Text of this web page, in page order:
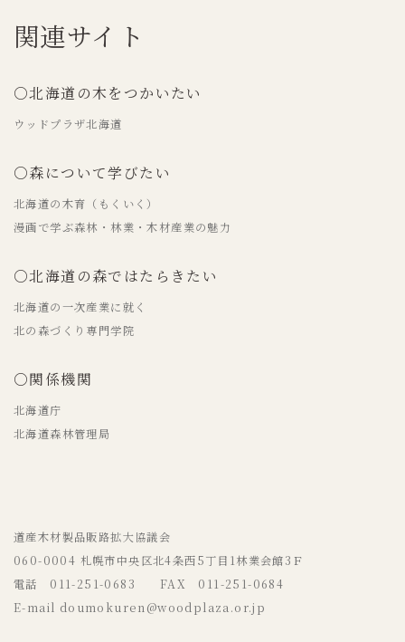
関連サイト
○北海道の木をつかいたい
ウッドプラザ北海道
○森について学びたい
北海道の木育（もくいく）
漫画で学ぶ森林・林業・木材産業の魅力
○北海道の森ではたらきたい
北海道の一次産業に就く
北の森づくり専門学院
○関係機関
北海道庁
北海道森林管理局
道産木材製品販路拡大協議会
060-0004 札幌市中央区北4条西5丁目1林業会館3Ｆ
電話 011-251-0683 FAX 011-251-0684
E-mail doumokuren@woodplaza.or.jp